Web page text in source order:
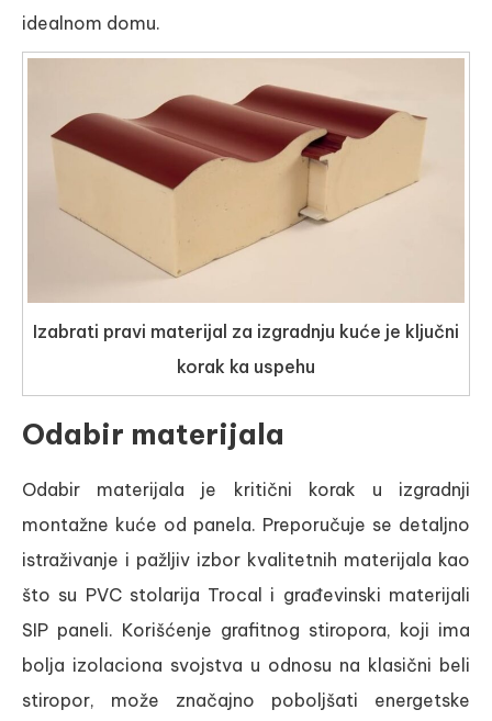
idealnom domu.
Izabrati pravi materijal za izgradnju kuće je ključni
korak ka uspehu
Odabir materijala
Odabir materijala je kritični korak u izgradnji
montažne kuće od panela. Preporučuje se detaljno
istraživanje i pažljiv izbor kvalitetnih materijala kao
što su PVC stolarija Trocal i građevinski materijali
SIP paneli. Korišćenje grafitnog stiropora, koji ima
bolja izolaciona svojstva u odnosu na klasični beli
stiropor, može značajno poboljšati energetske